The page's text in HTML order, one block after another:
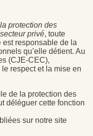
protection des
privé, toute
responsable de la
qu’elle détient. Au
(CJE-CEC),
respect et la mise en
de la protection des
déléguer cette fonction
sur notre site